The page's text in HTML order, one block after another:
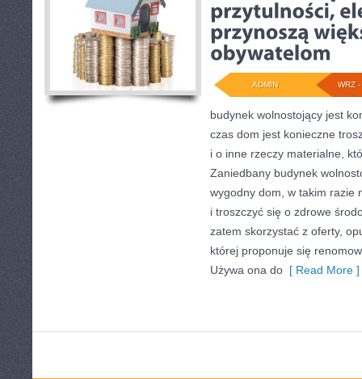
WRZ
ADMIN
budynek wolnostojący jest
czas dom jest konieczne
i o inne rzeczy materialne,
Zaniedbany budynek
wygodny dom, w takim razie
i troszczyć się o zdrowe
zatem skorzystać z oferty,
której proponuje się
Używa ona do [ Read More ]